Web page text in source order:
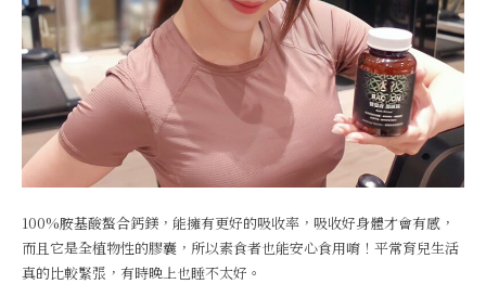
100%胺基酸螯合鈣鎂，能擁有更好的吸收率，吸收好身體才會有感，
而且它是全植物性的膠囊，所以素食者也能安心食用唷！平常育兒生活
真的比較緊張，有時晚上也睡不太好。